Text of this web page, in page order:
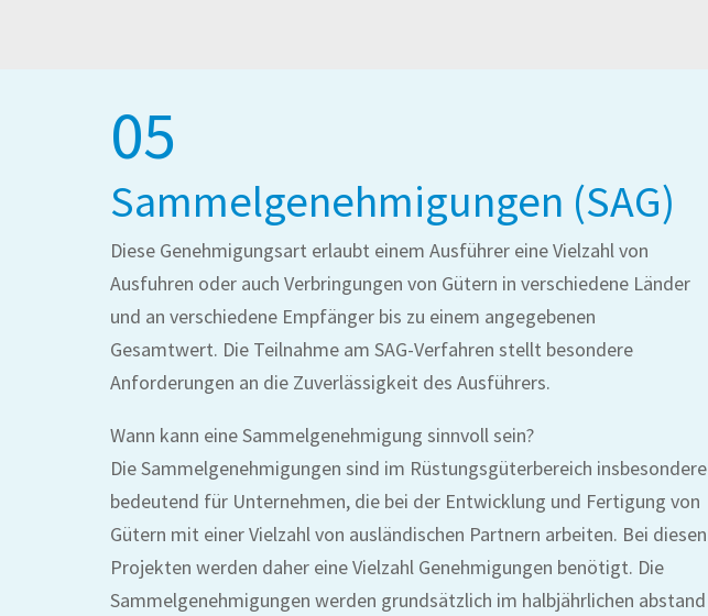
05
Sammelgenehmigungen (SAG)
Diese Genehmigungsart erlaubt einem Ausführer eine Vielzahl von
Ausfuhren oder auch Verbringungen von Gütern in verschiedene Länder
und an verschiedene Empfänger bis zu einem angegebenen
Gesamtwert. Die Teilnahme am SAG-Verfahren stellt besondere
Anforderungen an die Zuverlässigkeit des Ausführers.
Wann kann eine Sammelgenehmigung sinnvoll sein?
Die Sammelgenehmigungen sind im Rüstungsgüterbereich insbesondere
bedeutend für Unternehmen, die bei der Entwicklung und Fertigung von
Gütern mit einer Vielzahl von ausländischen Partnern arbeiten. Bei diesen
Projekten werden daher eine Vielzahl Genehmigungen benötigt. Die
Sammelgenehmigungen werden grundsätzlich im halbjährlichen abstand